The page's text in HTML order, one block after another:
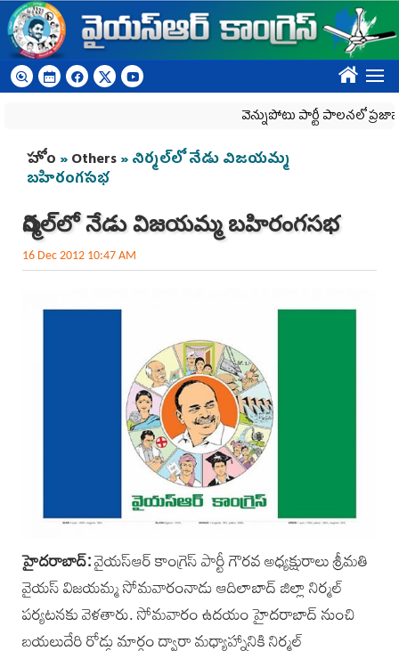
Skip to main content
????
వెన్నుపోటు పార్టీ పాలనలో
You are here
హోం »Others» నిర్మల్‌లో నేడు విజయమ్మ
బహిరంగసభ
నిర్మల్‌లో నేడు విజయమ్మ బహిరంగసభ
16 Dec 2012 10:47 AM
హైదరాబాద్:వై‌యస్‌ఆర్ కాంగ్రె‌స్ పార్టీ గౌర‌వ అధ్యక్షురాలు శ్రీమతి
వైయస్ విజయమ్మ ‌సోమవారంనాడు ఆదిలాబాద్‌ జిల్లా నిర్మల్‌
పర్యటనకు వెళతారు. సోమవారం ఉదయం హైదరాబాద్ నుంచి‌
బయలుదేరి రోడ్డు మార్గం ద్వారా మధ్యాహ్నానికి నిర్మ‌ల్